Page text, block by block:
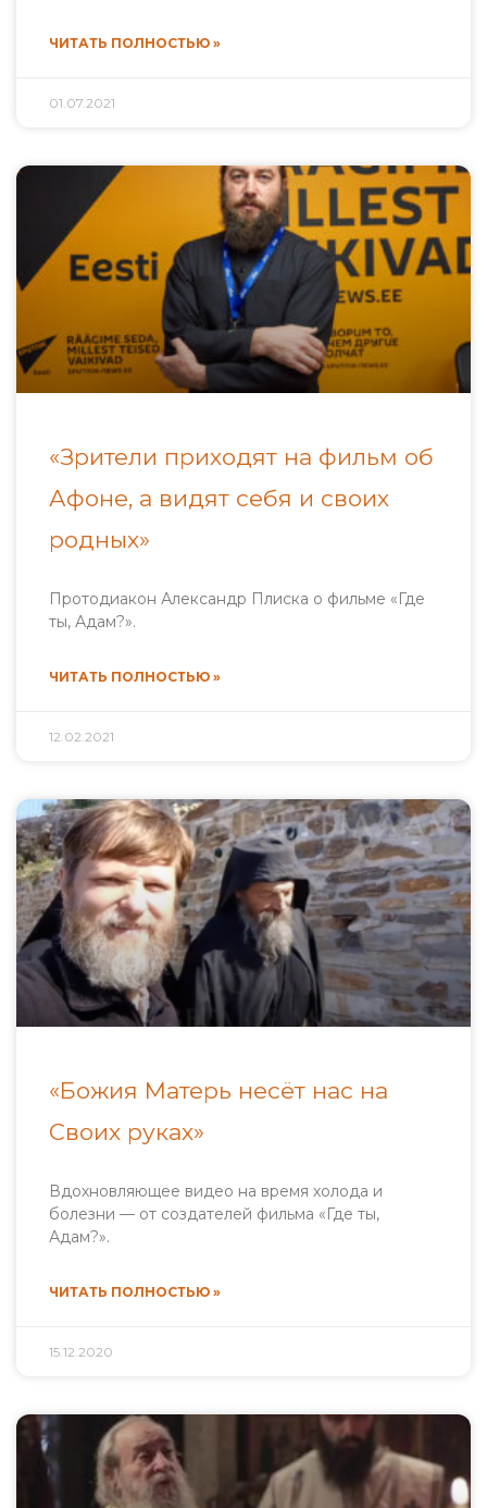
ЧИТАТЬ ПОЛНОСТЬЮ »
01.07.2021
«Зрители приходят на фильм об
Афоне, а видят себя и своих
родных»
Протодиакон Александр Плиска о фильме «Где
ты, Адам?».
ЧИТАТЬ ПОЛНОСТЬЮ »
12.02.2021
«Божия Матерь несёт нас на
Своих руках»
Вдохновляющее видео на время холода и
болезни — от создателей фильма «Где ты,
Адам?».
ЧИТАТЬ ПОЛНОСТЬЮ »
15.12.2020